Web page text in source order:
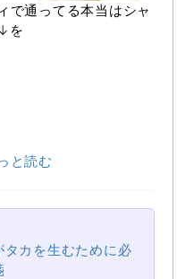
で通ってる本当はシャ
を
と読む
タカを生むために必